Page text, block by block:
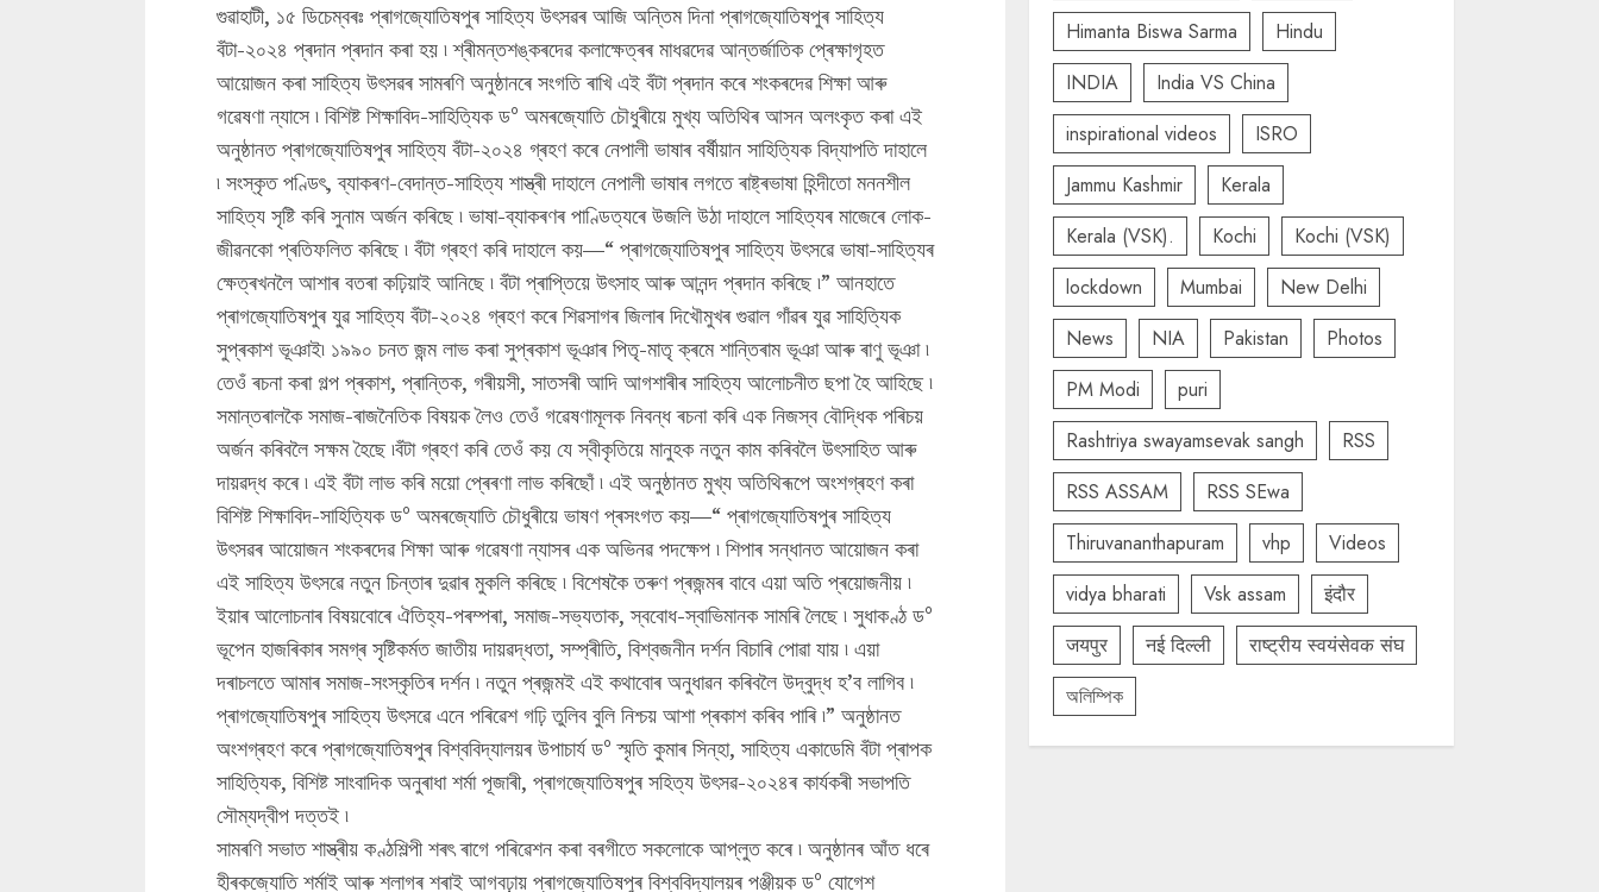
গুৱাহাটী, ১৫ ডিচেম্বৰঃ প্ৰাগজ্যোতিষপুৰ সাহিত্য উৎসৱৰ আজি অন্তিম দিনা প্ৰাগজ্যোতিষপুৰ সাহিত্য
বঁটা-২০২৪ প্ৰদান প্ৰদান কৰা হয় ৷ শ্ৰীমন্তশঙ্কৰদেৱ কলাক্ষেত্ৰৰ মাধৱদেৱ আন্তৰ্জাতিক প্ৰেক্ষাগৃহত
আয়োজন কৰা সাহিত্য উৎসৱৰ সামৰণি অনুষ্ঠানৰে সংগতি ৰাখি এই বঁটা প্ৰদান কৰে শংকৰদেৱ শিক্ষা আৰু
গৱেষণা ন্যাসে ৷ বিশিষ্ট শিক্ষাবিদ-সাহিত্যিক ড° অমৰজ্যোতি চৌধুৰীয়ে মুখ্য অতিথিৰ আসন অলংকৃত কৰা এই
অনুষ্ঠানত প্ৰাগজ্যোতিষপুৰ সাহিত্য বঁটা-২০২৪ গ্ৰহণ কৰে নেপালী ভাষাৰ বৰ্ষীয়ান সাহিত্যিক বিদ্যাপতি দাহালে
৷ সংস্কৃত পণ্ডিৎ, ব্যাকৰণ-বেদান্ত-সাহিত্য শাস্ত্ৰী দাহালে নেপালী ভাষাৰ লগতে ৰাষ্ট্ৰভাষা হিন্দীতো মননশীল
সাহিত্য সৃষ্টি কৰি সুনাম অৰ্জন কৰিছে ৷ ভাষা-ব্যাকৰণৰ পাণ্ডিত্যৰে উজলি উঠা দাহালে সাহিত্যৰ মাজেৰে লোক-
জীৱনকো প্ৰতিফলিত কৰিছে ৷ বঁটা গ্ৰহণ কৰি দাহালে কয়—“ প্ৰাগজ্যোতিষপুৰ সাহিত্য উৎসৱে ভাষা-সাহিত্যৰ
ক্ষেত্ৰখনলৈ আশাৰ বতৰা কঢ়িয়াই আনিছে ৷ বঁটা প্ৰাপ্তিয়ে উৎসাহ আৰু আনন্দ প্ৰদান কৰিছে ৷” আনহাতে
প্ৰাগজ্যোতিষপুৰ যুৱ সাহিত্য বঁটা-২০২৪ গ্ৰহণ কৰে শিৱসাগৰ জিলাৰ দিখৌমুখৰ গুৱাল গাঁৱৰ যুৱ সাহিত্যিক
সুপ্ৰকাশ ভূঞাই৷ ১৯৯০ চনত জন্ম লাভ কৰা সুপ্ৰকাশ ভূঞাৰ পিতৃ-মাতৃ ক্ৰমে শান্তিৰাম ভূঞা আৰু ৰাণু ভূঞা ৷
তেওঁ ৰচনা কৰা গল্প প্ৰকাশ, প্ৰান্তিক, গৰীয়সী, সাতসৰী আদি আগশাৰীৰ সাহিত্য আলোচনীত ছপা হৈ আহিছে ৷
সমান্তৰালকৈ সমাজ-ৰাজনৈতিক বিষয়ক লৈও তেওঁ গৱেষণামূলক নিবন্ধ ৰচনা কৰি এক নিজস্ব বৌদ্ধিক পৰিচয়
অৰ্জন কৰিবলৈ সক্ষম হৈছে ৷বঁটা গ্ৰহণ কৰি তেওঁ কয় যে স্বীকৃতিয়ে মানুহক নতুন কাম কৰিবলৈ উৎসাহিত আৰু
দায়ৱদ্ধ কৰে ৷ এই বঁটা লাভ কৰি ময়ো প্ৰেৰণা লাভ কৰিছোঁ ৷ এই অনুষ্ঠানত মুখ্য অতিথিৰূপে অংশগ্ৰহণ কৰা
বিশিষ্ট শিক্ষাবিদ-সাহিত্যিক ড° অমৰজ্যোতি চৌধুৰীয়ে ভাষণ প্ৰসংগত কয়—“ প্ৰাগজ্যোতিষপুৰ সাহিত্য
উৎসৱৰ আয়োজন শংকৰদেৱ শিক্ষা আৰু গৱেষণা ন্যাসৰ এক অভিনৱ পদক্ষেপ ৷ শিপাৰ সন্ধানত আয়োজন কৰা
এই সাহিত্য উৎসৱে নতুন চিন্তাৰ দুৱাৰ মুকলি কৰিছে ৷ বিশেষকৈ তৰুণ প্ৰজন্মৰ বাবে এয়া অতি প্ৰয়োজনীয় ৷
ইয়াৰ আলোচনাৰ বিষয়বোৰে ঐতিহ্য-পৰম্পৰা, সমাজ-সভ্যতাক, স্ববোধ-স্বাভিমানক সামৰি লৈছে ৷ সুধাকণ্ঠ ড°
ভূপেন হাজৰিকাৰ সমগ্ৰ সৃষ্টিকৰ্মত জাতীয় দায়ৱদ্ধতা, সম্প্ৰীতি, বিশ্বজনীন দৰ্শন বিচাৰি পোৱা যায় ৷ এয়া
দৰাচলতে আমাৰ সমাজ-সংস্কৃতিৰ দৰ্শন ৷ নতুন প্ৰজন্মই এই কথাবোৰ অনুধাৱন কৰিবলৈ উদ্বুদ্ধ হ’ব লাগিব ৷
প্ৰাগজ্যোতিষপুৰ সাহিত্য উৎসৱে এনে পৰিৱেশ গঢ়ি তুলিব বুলি নিশ্চয় আশা প্ৰকাশ কৰিব পাৰি ৷” অনুষ্ঠানত
অংশগ্ৰহণ কৰে প্ৰাগজ্যোতিষপুৰ বিশ্ববিদ্যালয়ৰ উপাচাৰ্য ড° স্মৃতি কুমাৰ সিন্‌হা, সাহিত্য একাডেমি বঁটা প্ৰাপক
সাহিত্যিক, বিশিষ্ট সাংবাদিক অনুৰাধা শৰ্মা পূজাৰী, প্ৰাগজ্যোতিষপুৰ সহিত্য উৎসৱ-২০২৪ৰ কাৰ্যকৰী সভাপতি
সৌম্যদ্বীপ দত্তই ৷
সামৰণি সভাত শাস্ত্ৰীয় কণ্ঠশিল্পী শৰৎ ৰাগে পৰিৱেশন কৰা বৰগীতে সকলোকে আপ্লুত কৰে ৷ অনুষ্ঠানৰ আঁত ধৰে
হীৰকজ্যোতি শৰ্মাই আৰু শলাগৰ শৰাই আগবঢ়ায় প্ৰাগজ্যোতিষপুৰ বিশ্ববিদ্যালয়ৰ পঞ্জীয়ক ড° যোগেশ
Himanta Biswa Sarma
Hindu
INDIA
India VS China
inspirational videos
ISRO
Jammu Kashmir
Kerala
Kerala (VSK).
Kochi
Kochi (VSK)
lockdown
Mumbai
New Delhi
News
NIA Pakistan
Photos
PM Modi
puri
Rashtriya swayamsevak sangh
RSS
RSS ASSAM
RSS SEwa
Thiruvananthapuram
vhp
Videos
vidya bharati
Vsk assam
इंदौर
जयपुर
नई दिल्ली
राष्ट्रीय स्वयंसेवक संघ
অলিম্পিক